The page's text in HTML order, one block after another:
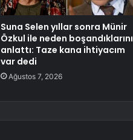
Suna Selen yıllar sonra Münir
Özkul ile neden boşandıklarını
anlattı: Taze kana ihtiyacım
var dedi
Ağustos 7, 2026